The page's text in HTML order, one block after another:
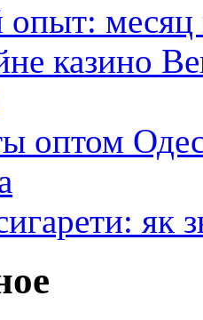
месяц
казино
оптом
як